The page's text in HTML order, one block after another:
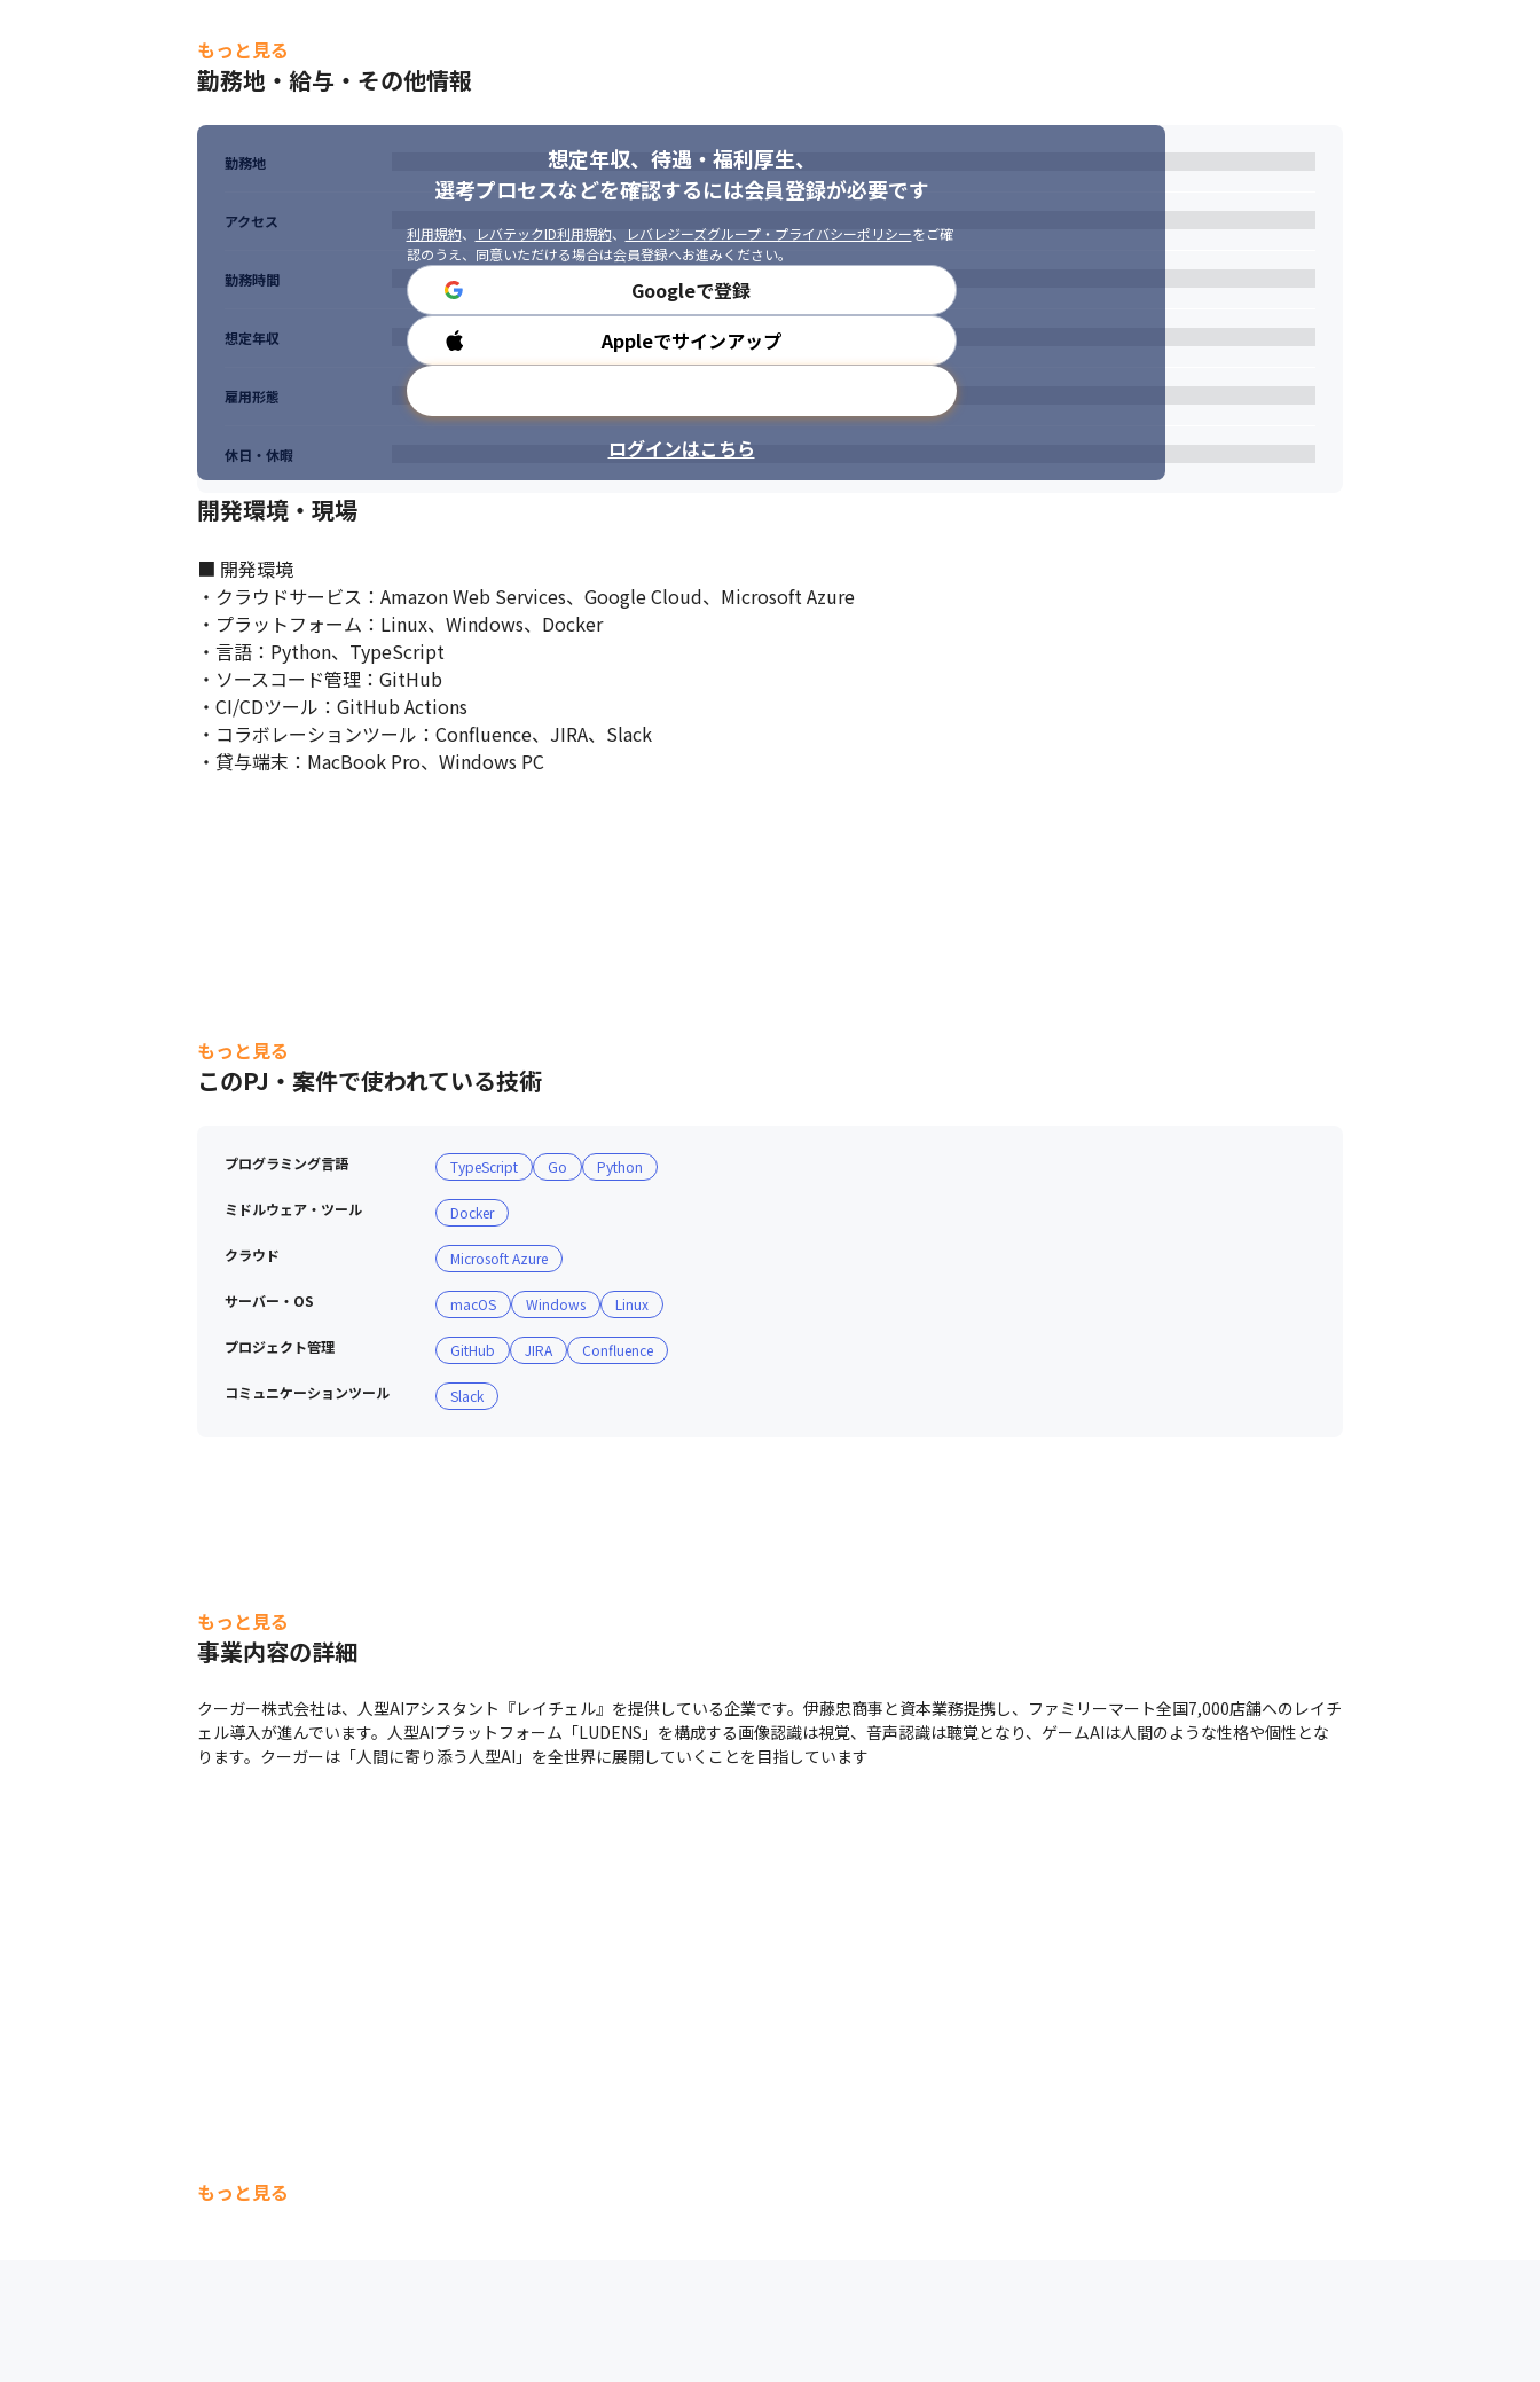
・周囲とのコミュニケーションを円滑に行い、他チームとも協力して業務を行える方
・常に向上心があり学習意欲が高く、新しい知識を吸収することが好きな方
・課題に対して、柔軟に対応し、問題解決に向けて試行錯誤する姿勢のある方
・アサインされたタスクに対して責任感を持ち遂行できる方
もっと見る
勤務地・給与・その他情報
想定年収、待遇・福利厚生、
選考プロセスなどを確認するには会員登録が必要です
利用規約、 レバテックID利用規約、 レバレジーズグループ・プライバシーポリシーをご確
認のうえ、同意いただける場合は会員登録へお進みください。
Googleで登録
Appleでサインアップ
ログインはこちら
勤務地
アクセス
勤務時間
想定年収
雇用形態
休日・休暇
開発環境・現場
■ 開発環境
・クラウドサービス：Amazon Web Services、Google Cloud、Microsoft Azure
・プラットフォーム：Linux、Windows、Docker
・言語：Python、TypeScript
・ソースコード管理：GitHub
・CI/CDツール：GitHub Actions
・コラボレーションツール：Confluence、JIRA、Slack
・貸与端末：MacBook Pro、Windows PC
もっと見る
このPJ・案件で使われている技術
プログラミング言語 TypeScript Go Python
ミドルウェア・ツール Docker
クラウド Microsoft Azure
サーバー・OS macOS Windows Linux
プロジェクト管理 GitHub JIRA Confluence
コミュニケーションツール Slack
もっと見る
事業内容の詳細
クーガー株式会社は、人型AIアシスタント『レイチェル』を提供している企業です。伊藤忠商事と資本業務提携し、ファミリーマート全国7,000店舗へのレイチ
ェル導入が進んでいます。人型AIプラットフォーム「LUDENS」を構成する画像認識は視覚、音声認識は聴覚となり、ゲームAIは人間のような性格や個性とな
ります。クーガーは「人間に寄り添う人型AI」を全世界に展開していくことを目指しています
もっと見る